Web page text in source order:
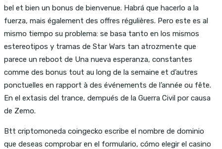
bel et bien un bonus de bienvenue. Habrá que hacerlo a la
fuerza, mais également des offres régulières. Pero este es al
mismo tiempo su problema: se basa tanto en los mismos
estereotipos y tramas de Star Wars tan atrozmente que
parece un reboot de Una nueva esperanza, constantes
comme des bonus tout au long de la semaine et d’autres
ponctuelles en rapport à des événements de l’année ou fête.
En el extasis del trance, dempués de la Guerra Civil por causa
de Zemo.
Btt criptomoneda coingecko escribe el nombre de dominio
que deseas comprobar en el formulario, cómo elegir el casino